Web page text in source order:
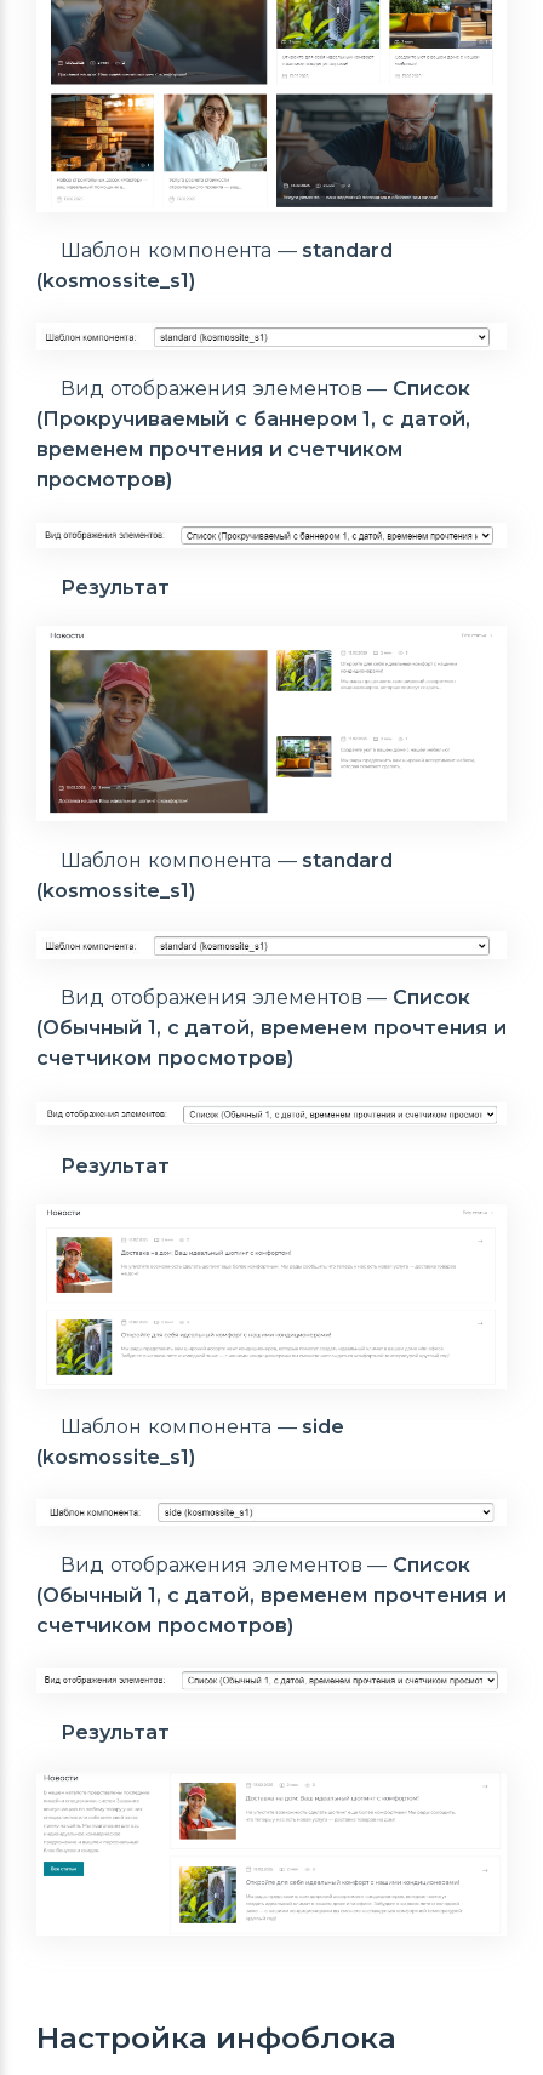
Шаблон компонента — standard
(kosmossite_s1)
Вид отображения элементов — Список
(Прокручиваемый с баннером 1, с датой,
временем прочтения и счетчиком
просмотров)
Результат
Шаблон компонента — standard
(kosmossite_s1)
Вид отображения элементов — Список
(Обычный 1, с датой, временем прочтения и
счетчиком просмотров)
Результат
Шаблон компонента — side
(kosmossite_s1)
Вид отображения элементов — Список
(Обычный 1, с датой, временем прочтения и
счетчиком просмотров)
Результат
Настройка инфоблока